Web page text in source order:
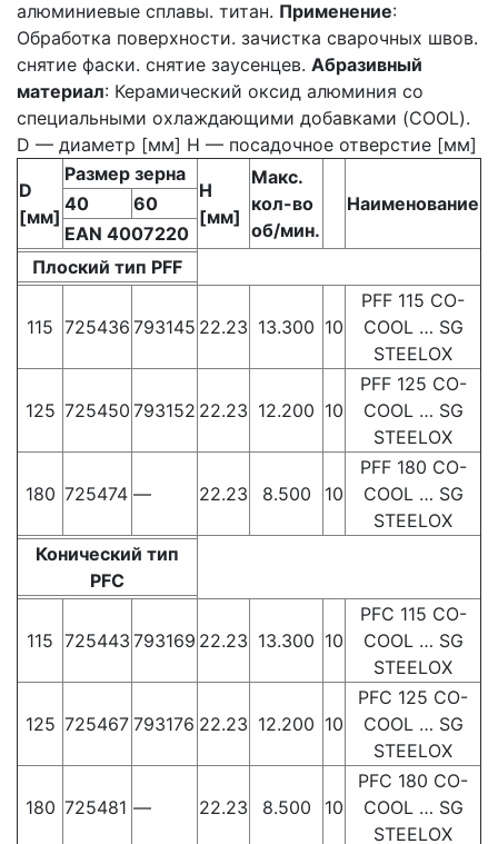
алюминиевые сплавы. титан. Применение:
Обработка поверхности. зачистка сварочных швов.
снятие фаски. снятие заусенцев. Абразивный
материал: Керамический оксид алюминия со
специальными охлаждающими добавками (COOL).
D — диаметр [мм] H — посадочное отверстие [мм]
D
[мм]
Размер зерна
H
[мм]
Макс.
кол-во
об/мин.
Наименование
40
60
EAN 4007220
Плоский тип PFF
115 725436 793145 22.23 13.300 10
PFF 115 CO-
COOL … SG
STEELOX
125 725450 793152 22.23 12.200 10
PFF 125 CO-
COOL … SG
STEELOX
180 725474 — 22.23 8.500 10
PFF 180 CO-
COOL … SG
STEELOX
Конический тип
PFC
115 725443 793169 22.23 13.300 10
PFC 115 CO-
COOL … SG
STEELOX
125 725467 793176 22.23 12.200 10
PFC 125 CO-
COOL … SG
STEELOX
180 725481 — 22.23 8.500 10
PFC 180 CO-
COOL … SG
STEELOX